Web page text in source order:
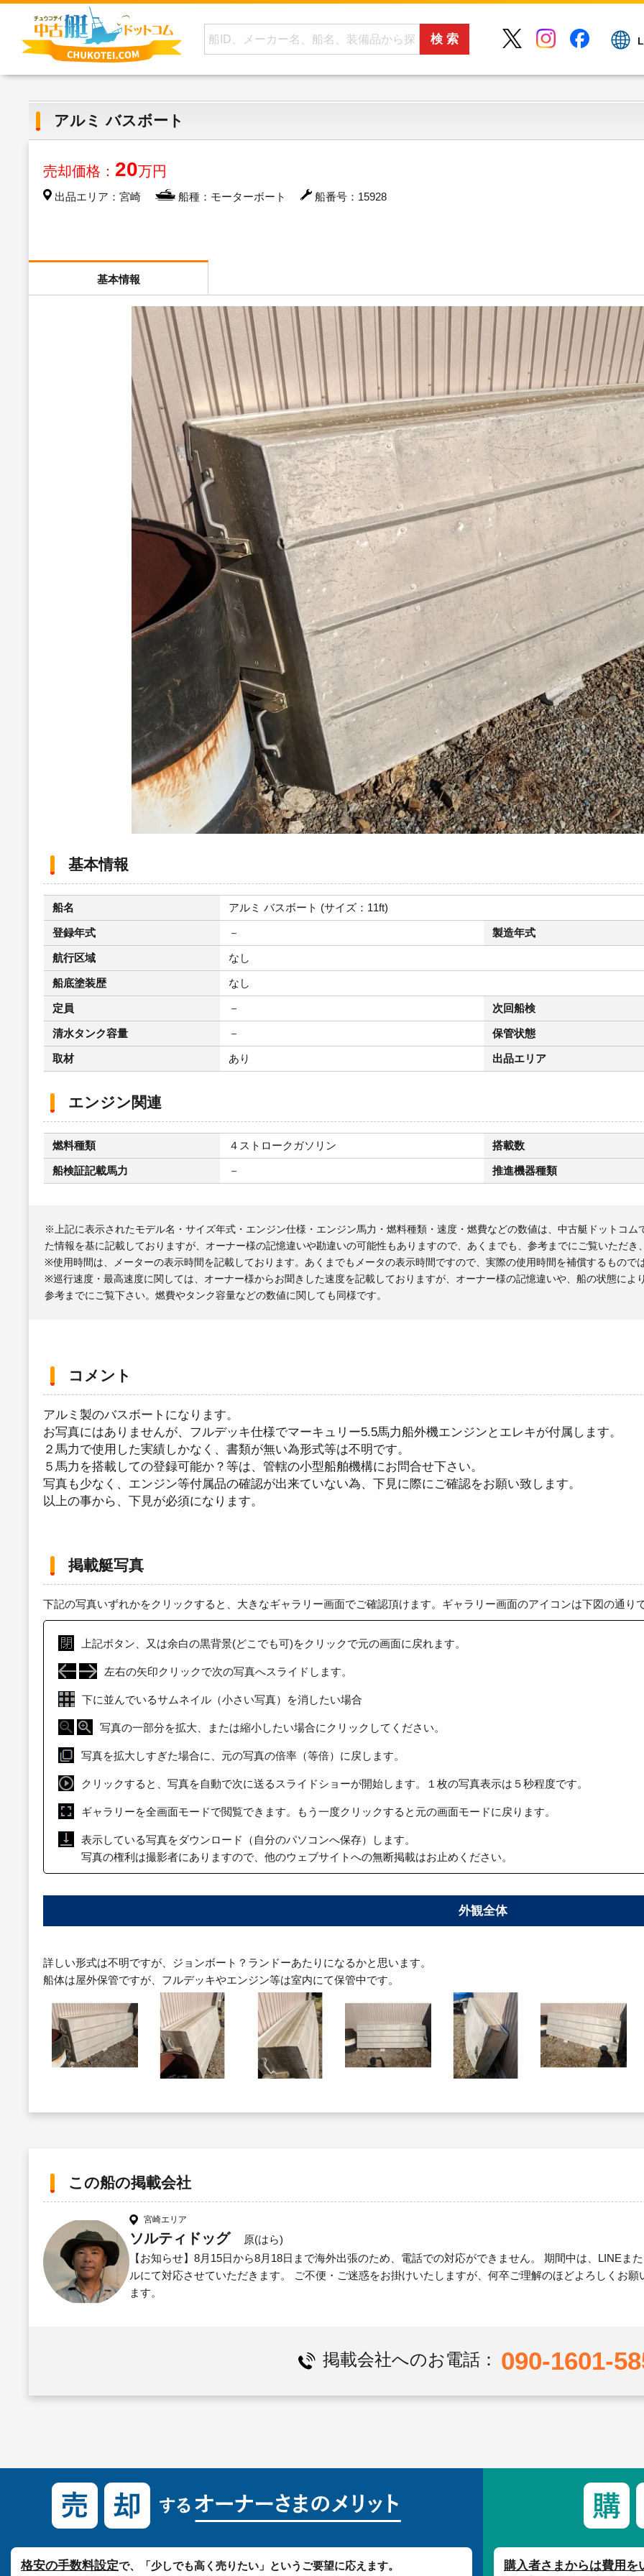
アルミ バスボート
売却価格： 20万円
出品エリア：宮崎 船種：モーターボート 船番号：15928
基本情報
基本情報
船名 アルミ バスボート (サイズ：11ft)
登録年式 － 製造年式
航行区域 なし
船底塗装歴 なし
定員 － 次回船検
清水タンク容量 － 保管状態
取材 あり 出品エリア
エンジン関連
燃料種類 ４ストロークガソリン 搭載数
船検証記載馬力 － 推進機器種類
※上記に表示されたモデル名・サイズ年式・エンジン仕様・エンジン馬力・燃料種類・速度・燃費などの数値は、中古艇ドットコ
た情報を基に記載しておりますが、オーナー様の記憶違いや勘違いの可能性もありますので、あくまでも、参考までにご覧いただ
※使用時間は、メーターの表示時間を記載しております。あくまでもメータの表示時間ですので、実際の使用時間を補償するもので
※巡行速度・最高速度に関しては、オーナー様からお聞きした速度を記載しておりますが、オーナー様の記憶違いや、船の状態に
参考までにご覧下さい。燃費やタンク容量などの数値に関しても同様です。
コメント
アルミ製のバスボートになります。
お写真にはありませんが、フルデッキ仕様でマーキュリー5.5馬力船外機エンジンとエレキが付属します。
２馬力で使用した実績しかなく、書類が無い為形式等は不明です。
５馬力を搭載しての登録可能か？等は、管轄の小型船舶機構にお問合せ下さい。
写真も少なく、エンジン等付属品の確認が出来ていない為、下見に際にご確認をお願い致します。
以上の事から、下見が必須になります。
掲載艇写真
下記の写真いずれかをクリックすると、大きなギャラリー画面でご確認頂けます。ギャラリー画面のアイコンは下図の通り
上記ボタン、又は余白の黒背景(どこでも可)をクリックで元の画面に戻れます。
左右の矢印クリックで次の写真へスライドします。
下に並んでいるサムネイル（小さい写真）を消したい場合
写真の一部分を拡大、または縮小したい場合にクリックしてください。
写真を拡大しすぎた場合に、元の写真の倍率（等倍）に戻します。
クリックすると、写真を自動で次に送るスライドショーが開始します。１枚の写真表示は５秒程度です。
ギャラリーを全画面モードで閲覧できます。もう一度クリックすると元の画面モードに戻ります。
表示している写真をダウンロード（自分のパソコンへ保存）します。
写真の権利は撮影者にありますので、他のウェブサイトへの無断掲載はお止めください。
外観全体
詳しい形式は不明ですが、ジョンボート？ランドーあたりになるかと思います。
船体は屋外保管ですが、フルデッキやエンジン等は室内にて保管中です。
この船の掲載会社
宮崎エリア
ソルティドッグ
原(はら)
【お知らせ】8月15日から8月18日まで海外出張のため、電話での対応ができません。 期間中は、LINEま
ルにて対応させていただきます。 ご不便・ご迷惑をお掛けいたしますが、何卒ご理解のほどよろしくお願
ます。
掲載会社へのお電話： 090-1601-
格安の手数料設定で、「少しでも高く売りたい」というご要望に応えます。 購入者さまからは費用を